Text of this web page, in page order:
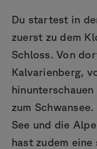
Du startest in
zuerst zu dem
Schloss. Von
Kalvarienberg,
zum
See und die
hast zudem